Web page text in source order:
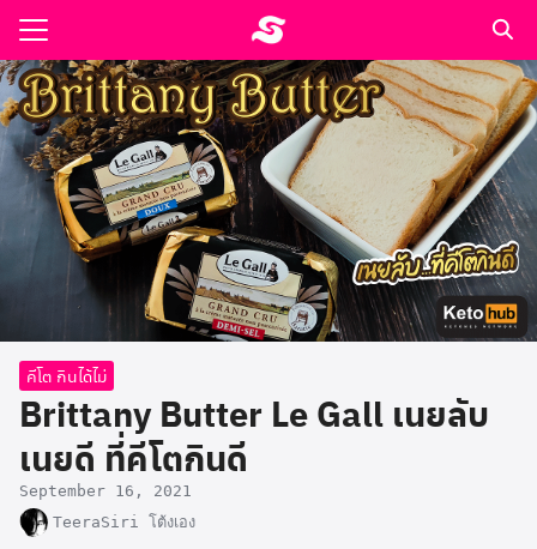
Skip
to
content
อาหาร ตำรับเอ๋
า90+1
รแกรมคำนวนเพื่อสุขภาพ
Search
for:
คีโต กินได้ไม่
Brittany Butter Le Gall เนยลับ
เนยดี ที่คีโตกินดี
September 16, 2021
TeeraSiri โต้งเอง